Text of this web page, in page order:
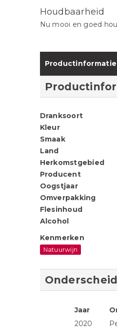
Houdbaarheid
Nu mooi en goed
Productinformatie
Dranksoort
Kleur
Smaak
Land
Herkomstgebied
Producent
Oogstjaar
Omverpakking
Flesinhoud
Alcohol
Kenmerken
Natuurwijn
Jaar
2020